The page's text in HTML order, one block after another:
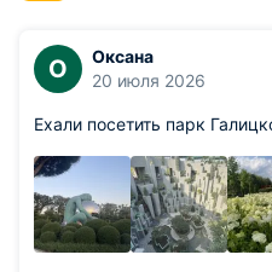
О
Оксана
20 июля 2026
Ехали посетить парк